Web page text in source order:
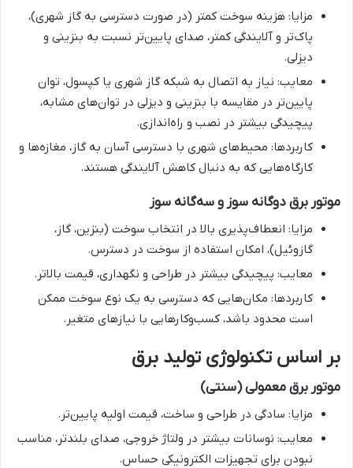
مزایا: هزینه سوخت کمتر (در صورت دسترسی به گاز شهری)،
پاک‌تر و آلایندگی کمتر، صدای پایین‌تر نسبت به بنزینی و
دیزلی.
معایب: نیاز به اتصال به شبکه گاز شهری یا کپسول، توان
پایین‌تر در مقایسه با بنزینی و دیزلی در توان‌های مشابه،
پیچیدگی بیشتر در نصب و راه‌اندازی.
کاربردها: محیط‌های شهری با دسترسی آسان به گاز، مغازه‌ها و
کارگاه‌هایی که به دنبال کاهش آلایندگی هستند.
موتور برق دوگانه سوز و سه‌گانه سوز
مزایا: انعطاف‌پذیری بالا در انتخاب سوخت (بنزین، گاز،
گازوئیل)، امکان استفاده از سوخت در دسترس.
معایب: پیچیدگی بیشتر در طراحی و نگهداری، قیمت بالاتر.
کاربردها: مکان‌هایی که دسترسی به یک نوع سوخت ممکن
است محدود باشد، کسب‌وکارهایی با نیازهای متغیر.
بر اساس تکنولوژی تولید برق
موتور برق معمولی (سنتی)
مزایا: سادگی در طراحی و ساخت، قیمت اولیه پایین‌تر.
معایب: نوسانات بیشتر در ولتاژ خروجی، صدای بلندتر، مناسب
نبودن برای تجهیزات الکترونیکی حساس.